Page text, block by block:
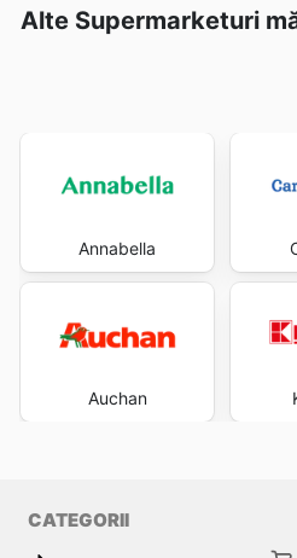
Alte Supermarketuri
Annabella
Auchan
CATEGORII